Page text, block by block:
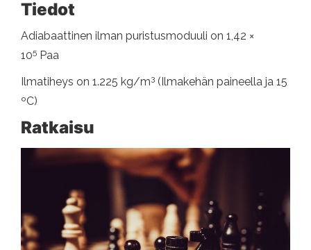
Tiedot
Adiabaattinen ilman puristusmoduuli on 1,42 ×
105 Paa
Ilmatiheys on 1.225 kg/m3 (Ilmakehän paineella ja 15
ºC)
Ratkaisu